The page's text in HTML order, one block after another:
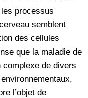
processus
semblent
des cellules
que la maladie de
de divers
l’objet de